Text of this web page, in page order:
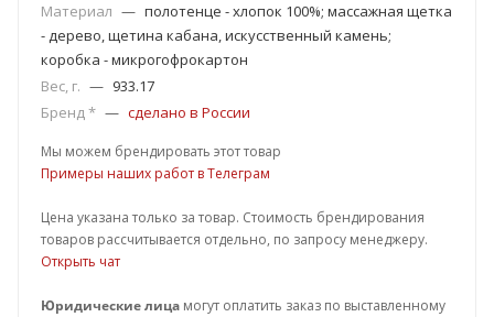
Материал — полотенце - хлопок 100%; массажная щетка
- дерево, щетина кабана, искусственный камень;
коробка - микрогофрокартон
Вес, г. — 933.17
Бренд * — сделано в России
Мы можем брендировать этот товар
Примеры наших работ в Телеграм
Цена указана только за товар. Стоимость брендирования
товаров рассчитывается отдельно, по запросу менеджеру.
Открыть чат
Юридические лица могут оплатить заказ по выставленному